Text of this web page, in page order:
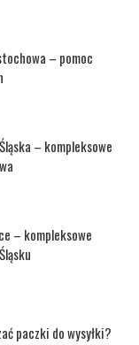
– pomoc
– kompleksowe
– kompleksowe
paczki do wysyłki?